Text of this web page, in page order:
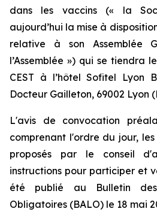
dans les vaccins (« la
aujourd’hui la mise à
relative à son Assemblée
l’Assemblée ») qui se tiendra
CEST à l’hôtel Sofitel Lyon
Docteur Gailleton, 69002 Lyon
L'avis de convocation
comprenant l'ordre du jour,
proposés par le conseil
instructions pour participer et
été publié au Bulletin des
Obligatoires (BALO) le 18 mai